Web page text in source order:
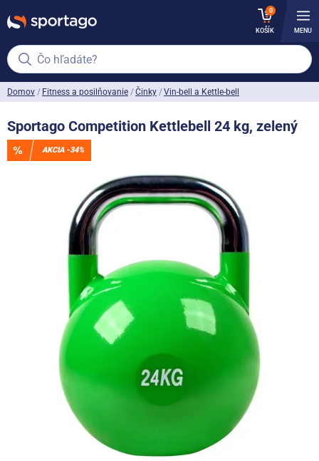
0
KOŠÍK MENU
Čo hľadáte?
Domov Fitness a posilňovanie Činky Vin-bell a Kettle-bell
Sportago Competition Kettlebell 24 kg, zelený
AKCIA -34%